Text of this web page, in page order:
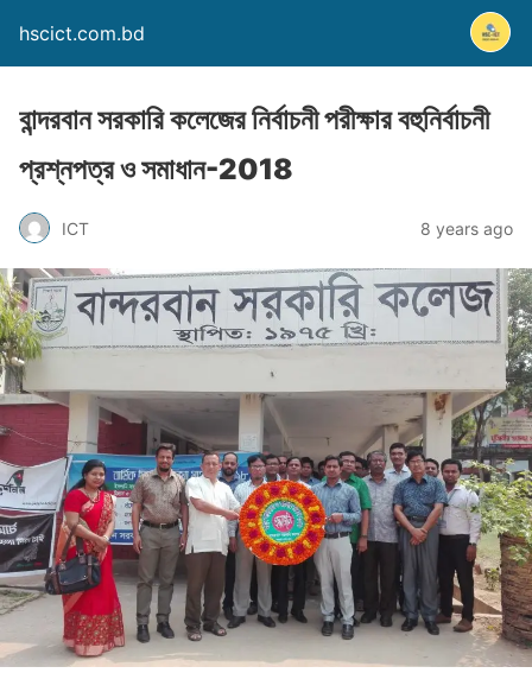
hscict.com.bd
বান্দরবান সরকারি কলেজের নির্বাচনী পরীক্ষার বহুনির্বাচনী
প্রশ্নপত্র ও সমাধান-2018
ICT 8 years ago